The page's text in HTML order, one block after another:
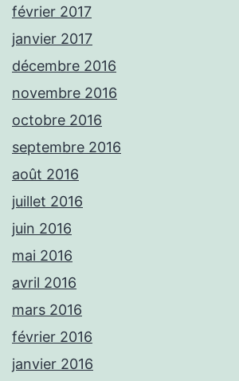
février 2017
janvier 2017
décembre 2016
novembre 2016
octobre 2016
septembre 2016
août 2016
juillet 2016
juin 2016
mai 2016
avril 2016
mars 2016
février 2016
janvier 2016